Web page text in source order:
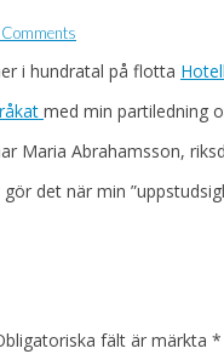
i hundratal på flotta
med min partiledning
Maria Abrahamsson,
det när min
fält är märkta *